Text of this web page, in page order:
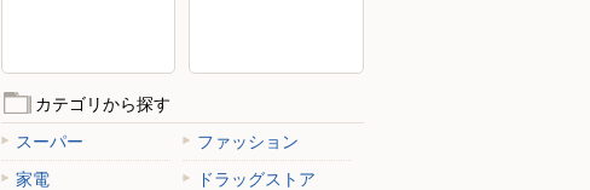
カテゴリから探す
スーパー
ファッション
家電
ドラッグストア